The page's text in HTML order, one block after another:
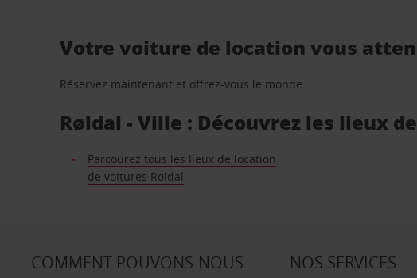
Votre voiture de location vous
Réservez maintenant et offrez-vous le monde.
Røldal - Ville : Découvrez les lieux
Parcourez tous les lieux de location
de voitures Roldal
COMMENT POUVONS-NOUS
NOS SERVICES